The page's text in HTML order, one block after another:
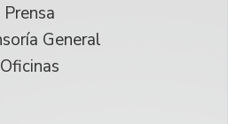
Prensa
General
Oficinas